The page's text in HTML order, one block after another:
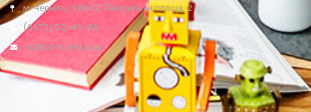
м. Чернівці, 58002, Театральна площа, 2
(0372) 52-40-86
vs@bsmu.edu.ua